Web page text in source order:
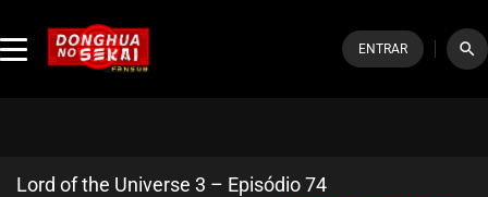
ENTRAR search
Lord of the Universe 3 – Episódio 74